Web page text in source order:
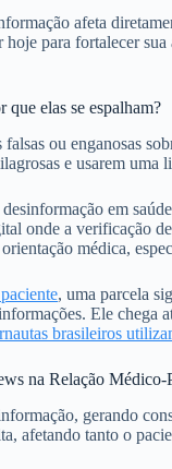
afeta
para fortalecer
que elas se espalham?
ou enganosas
e usarem
em
onde a verificação
médica,
, uma parcela
Ele chega
brasileiros
na Relação Médico-
gerando
afetando tanto o